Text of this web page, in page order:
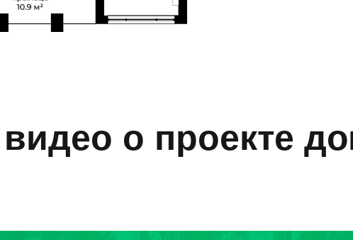
о проекте